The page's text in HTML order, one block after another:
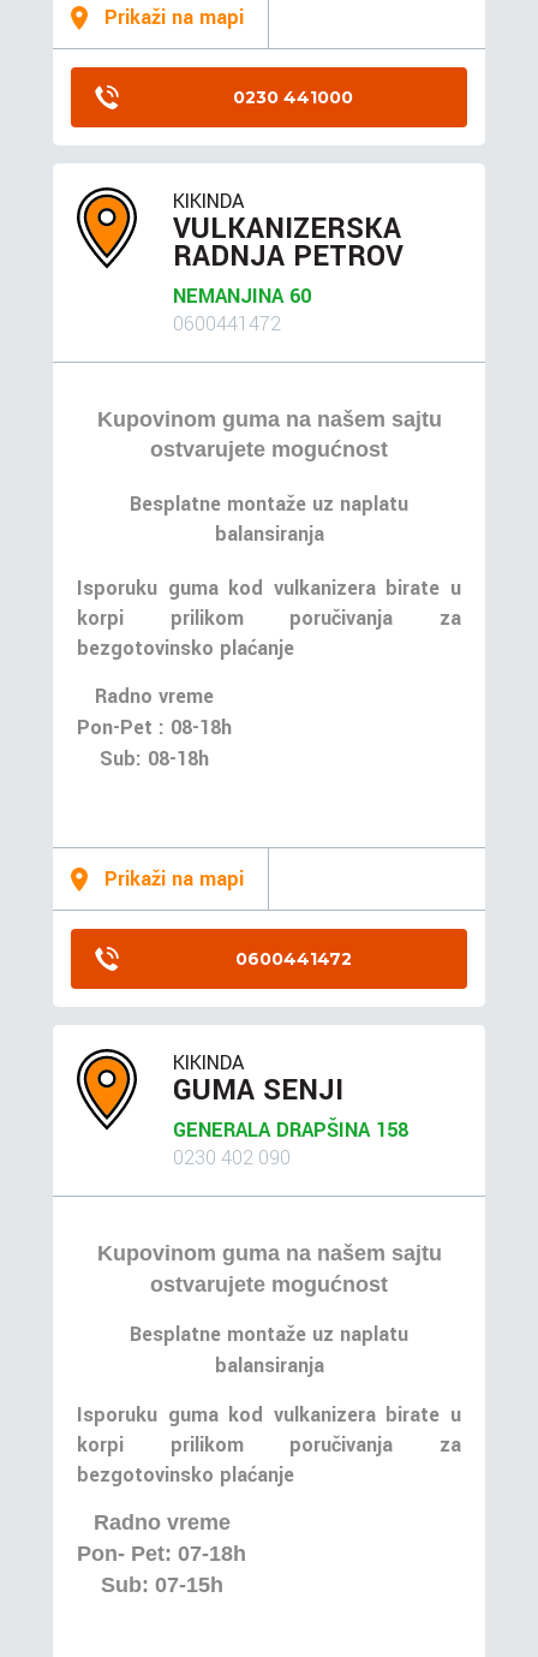
Prikaži na mapi
0230 441000
KIKINDA
VULKANIZERSKA
RADNJA PETROV
NEMANJINA 60
0600441472
Kupovinom guma na našem sajtu
ostvarujete mogućnost
Besplatne montaže uz naplatu
balansiranja
Isporuku guma kod vulkanizera birate u
korpi prilikom poručivanja za
bezgotovinsko plaćanje
Radno vreme
Pon-Pet : 08-18h
Sub: 08-18h
Prikaži na mapi
0600441472
KIKINDA
GUMA SENJI
GENERALA DRAPŠINA 158
0230 402 090
Kupovinom guma na našem sajtu
ostvarujete mogućnost
Besplatne montaže uz naplatu
balansiranja
Isporuku guma kod vulkanizera birate u
korpi prilikom poručivanja za
bezgotovinsko plaćanje
Radno vreme
Pon- Pet: 07-18h
Sub: 07-15h